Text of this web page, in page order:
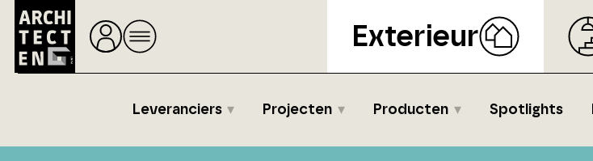
Exterieur
Leveranciers Projecten Producten Spotlights